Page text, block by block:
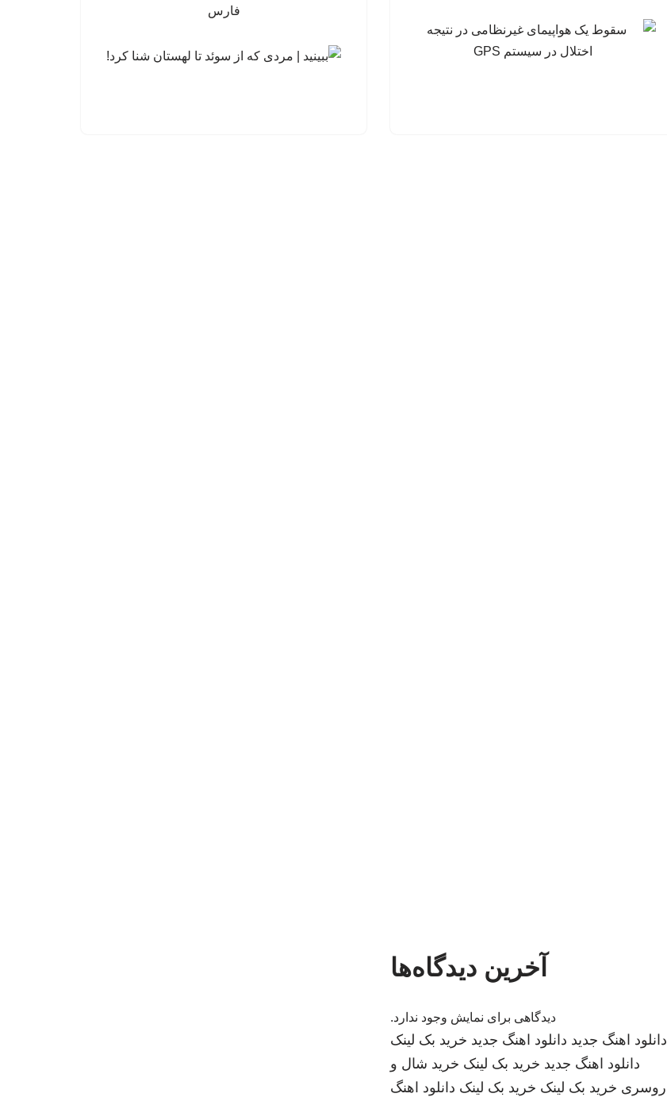
فارس
آخرین دیدگاه‌ها
دیدگاهی برای نمایش وجود ندارد.
دانلود اهنگ جدید دانلود اهنگ جدید خرید بک لینک
دانلود اهنگ جدید خرید بک لینک خرید شال و
روسری خرید بک لینک خرید بک لینک دانلود اهنگ